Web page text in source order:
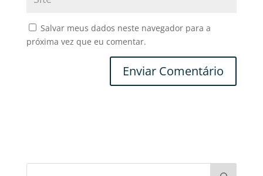
Salvar meus dados neste navegador para a
próxima vez que eu comentar.